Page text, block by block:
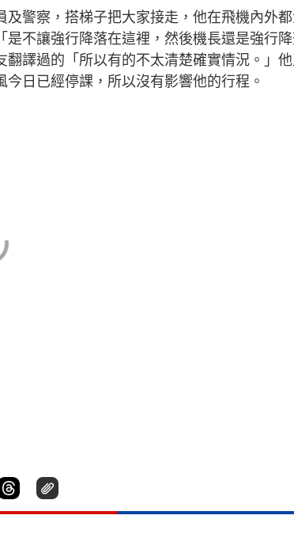
警察，搭梯子把大家接走，他在飛機內外
不讓強行降落在這裡，然後機長還是強行
譯過的「所以有的不太清楚確實情況。」他
日已經停課，所以沒有影響他的行程。